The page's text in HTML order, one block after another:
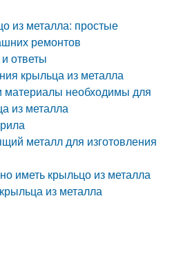
из металла: простые
ремонтов
ответы
крыльца из металла
материалы необходимы для
из металла
металл для изготовления
иметь крыльцо из металла
из металла